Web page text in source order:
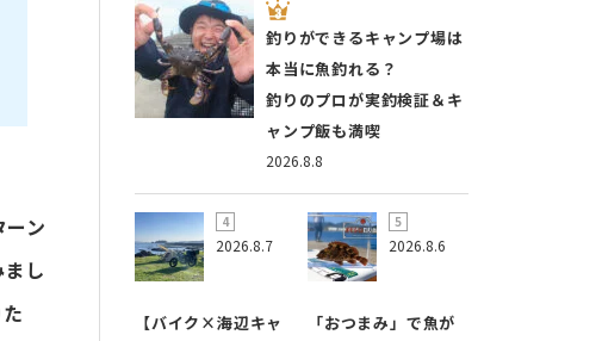
ン
し
2026.8.8
釣りができるキャンプ場は
本当に魚釣れる？
釣りのプロが実釣検証＆キ
ャンプ飯も満喫
2026.8.7
【バイク×海辺キャ
2026.8.6
「おつまみ」で魚が